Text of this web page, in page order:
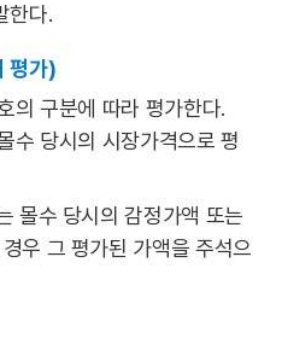
한다.
평가)
의 구분에 따라 평가한다.
수 당시의 시장가격으로 평
몰수 당시의 감정가액 또는
우 그 평가된 가액을 주석으